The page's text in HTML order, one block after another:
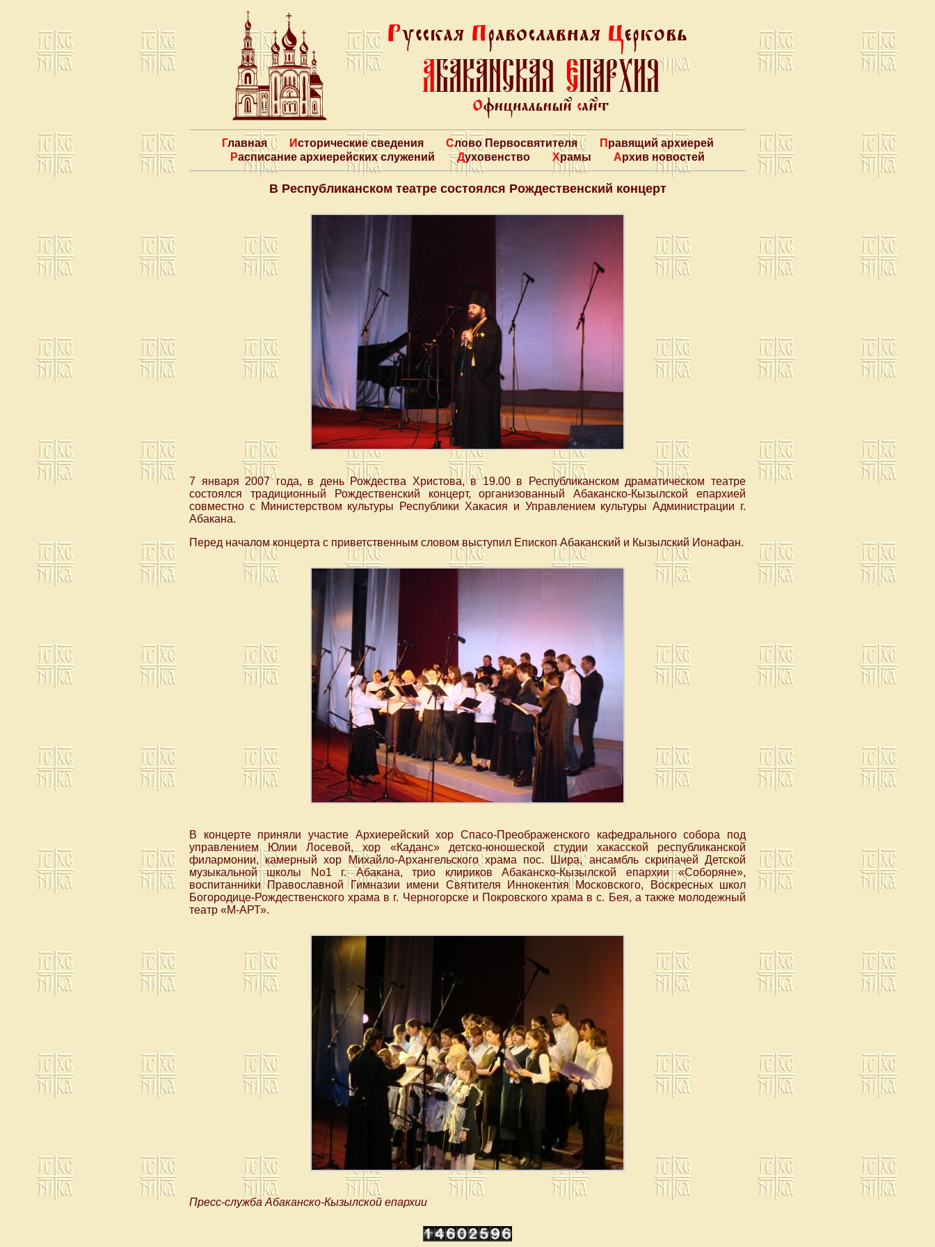
Главная Исторические сведения Слово Первосвятителя
Правящий архиерей
Расписание архиерейских служений
Духовенство Храмы Архив новостей
В Республиканском театре состоялся Рождественский концерт
7 января 2007 года, в день Рождества Христова, в 19.00 в Республиканском драматическом театре
состоялся традиционный Рождественский концерт, организованный Абаканско-Кызылской епархией
совместно с Министерством культуры Республики Хакасия и Управлением культуры Администрации г.
Абакана.
Перед началом концерта с приветственным словом выступил Епископ Абаканский и Кызылский Ионафан.
В концерте приняли участие Архиерейский хор Спасо-Преображенского кафедрального собора под
управлением Юлии Лосевой, хор «Каданс» детско-юношеской студии хакасской республиканской
филармонии, камерный хор Михайло-Архангельского храма пос. Шира, ансамбль скрипачей Детской
музыкальной школы No1 г. Абакана, трио клириков Абаканско-Кызылской епархии «Соборяне»,
воспитанники Православной Гимназии имени Святителя Иннокентия Московского, Воскресных школ
Богородице-Рождественского храма в г. Черногорске и Покровского храма в с. Бея, а также молодежный
театр «М-АРТ».
Пресс-служба Абаканско-Кызылской епархии